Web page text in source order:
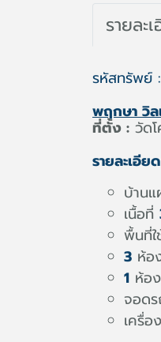
รายละ
รหัสทรัพย์
พฤกษา วิล
ที่ตั้ง : วัด
รายละเอี
บ้าน
เนื้อที่
พื้นที่
3 ห้อ
1 ห้อ
จอดร
เครื่อ